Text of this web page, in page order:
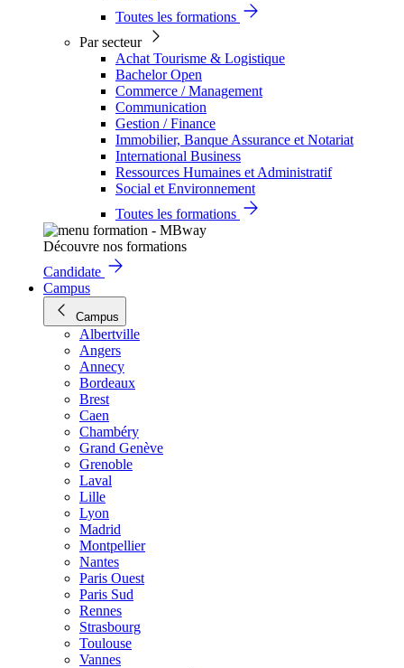
Toutes les formations
Par secteur
Achat Tourisme & Logistique
Bachelor Open
Commerce / Management
Communication
Gestion / Finance
Immobilier, Banque Assurance et Notariat
International Business
Ressources Humaines et Administratif
Social et Environnement
Toutes les formations
Découvre nos formations
Candidate
Campus
Campus
Albertville
Angers
Annecy
Bordeaux
Brest
Caen
Chambéry
Grand Genève
Grenoble
Laval
Lille
Lyon
Madrid
Montpellier
Nantes
Paris Ouest
Paris Sud
Rennes
Strasbourg
Toulouse
Vannes